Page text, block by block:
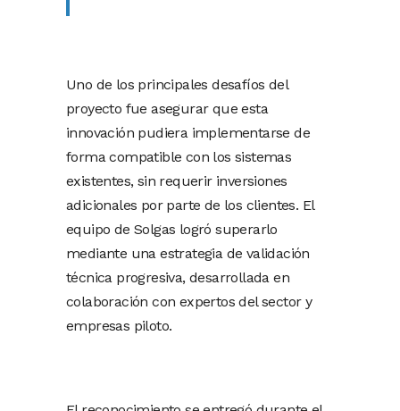
Uno de los principales desafíos del
proyecto fue asegurar que esta
innovación pudiera implementarse de
forma compatible con los sistemas
existentes, sin requerir inversiones
adicionales por parte de los clientes. El
equipo de Solgas logró superarlo
mediante una estrategia de validación
técnica progresiva, desarrollada en
colaboración con expertos del sector y
empresas piloto.